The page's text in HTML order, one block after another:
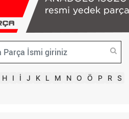
H I İ J K L M N O Ö P R S